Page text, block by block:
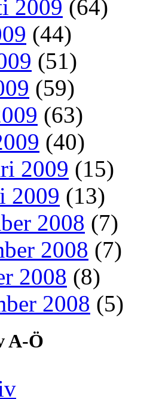
2009 (64)
(44)
(51)
(59)
(63)
(40)
2009 (15)
2009 (13)
2008 (7)
2008 (7)
2008 (8)
2008 (5)
A-Ö